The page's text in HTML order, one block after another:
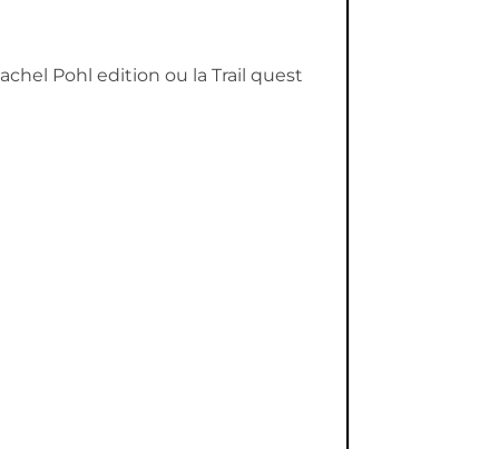
Pohl edition ou la Trail quest